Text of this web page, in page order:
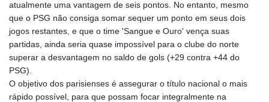
atualmente uma vantagem de seis pontos. No entanto, mesmo
que o PSG não consiga somar sequer um ponto em seus dois
jogos restantes, e que o time 'Sangue e Ouro' vença suas
partidas, ainda seria quase impossível para o clube do norte
superar a desvantagem no saldo de gols (+29 contra +44 do
PSG).
O objetivo dos parisienses é assegurar o título nacional o mais
rápido possível, para que possam focar integralmente na